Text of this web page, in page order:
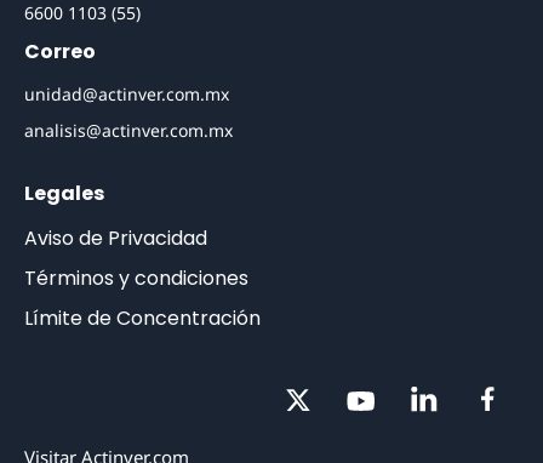
(55) 1103 6600
Correo
unidad@actinver.com.mx
analisis@actinver.com.mx
Legales
Aviso de Privacidad
Términos y condiciones
Límite de Concentración
Visitar Actinver.com